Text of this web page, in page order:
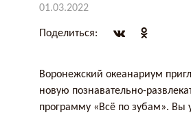
01.03.2022
Поделиться:
Воронежский океанариум
новую познавательно-
программу «Всё по зубам». Вы